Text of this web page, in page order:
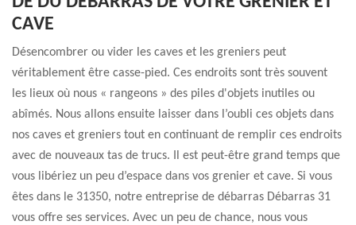
CAVE
Désencombrer ou vider les caves et les greniers peut
véritablement être casse-pied. Ces endroits sont très souvent
les lieux où nous « rangeons » des piles d'objets inutiles ou
abîmés. Nous allons ensuite laisser dans l’oubli ces objets dans
nos caves et greniers tout en continuant de remplir ces endroits
avec de nouveaux tas de trucs. Il est peut-être grand temps que
vous libériez un peu d’espace dans vos grenier et cave. Si vous
êtes dans le 31350, notre entreprise de débarras Débarras 31
vous offre ses services. Avec un peu de chance, nous vous